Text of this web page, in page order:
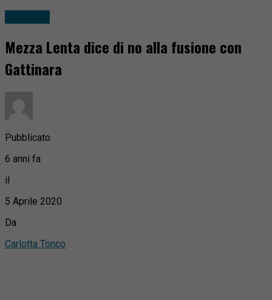
Mezza Lenta dice di no alla fusione con
Gattinara
Pubblicato
6 anni fa
il
5 Aprile 2020
Da
Carlotta Tonco